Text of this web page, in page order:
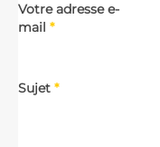
Votre adresse e-
mail *
Sujet *